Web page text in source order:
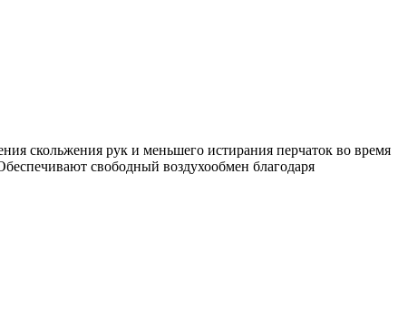
скольжения рук и меньшего истирания перчаток во время
свободный воздухообмен благодаря